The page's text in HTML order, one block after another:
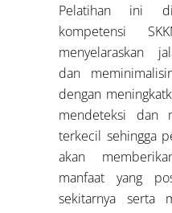
Pelatihan ini
kompetensi
menyelaraskan
dan
dengan
mendeteksi dan
terkecil sehingga
akan
manfaat yang
sekitarnya serta